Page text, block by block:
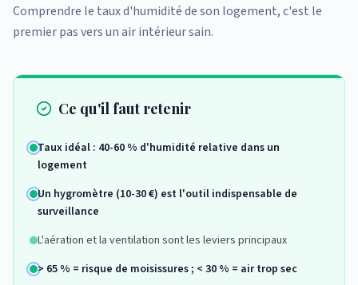
Comprendre le taux d'humidité de son logement, c'est le
premier pas vers un air intérieur sain.
Ce qu'il faut retenir
Taux idéal : 40-60 % d'humidité relative dans un
logement
Un hygromètre (10-30 €) est l'outil indispensable de
surveillance
L'aération et la ventilation sont les leviers principaux
> 65 % = risque de moisissures ; < 30 % = air trop sec